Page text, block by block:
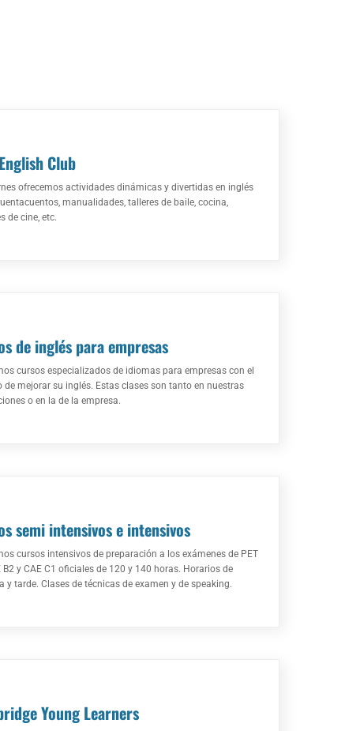
Club
ofrecemos actividades dinámicas y divertidas en inglés
manualidades, talleres de baile, cocina,
de cine, etc.
de inglés para empresas
cursos especializados de idiomas para empresas con el
de mejorar su inglés. Estas clases son tanto en nuestras
o en la de la empresa.
semi intensivos e intensivos
cursos intensivos de preparación a los exámenes de PET
B2 y CAE C1 oficiales de 120 y 140 horas. Horarios de
y tarde. Clases de técnicas de examen y de speaking.
Young Learners